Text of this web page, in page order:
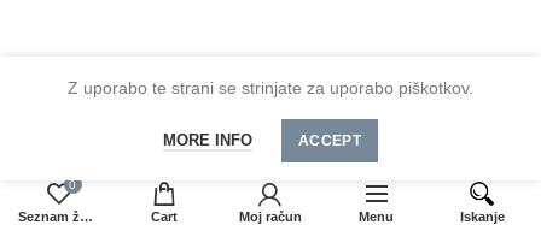
2026 TM-HoReCa
0
Seznam želja Cart Moj račun Menu Iskanje
Spoštovani kupci, minimalno naročilo je 30 €
Z uporabo te strani se strinjate za uporabo piškotkov.
MORE INFO ACCEPT
DODAJ V KOŠARICO